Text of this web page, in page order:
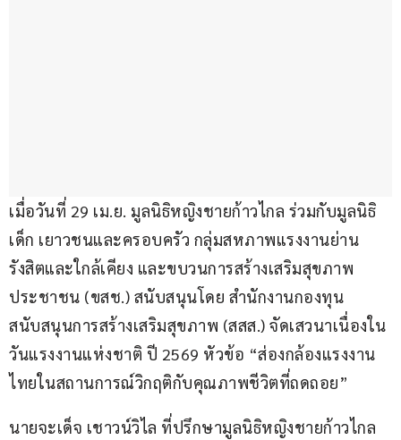
เมื่อวันที่ 29 เม.ย. มูลนิธิหญิงชายก้าวไกล ร่วมกับมูลนิธิ
เด็ก เยาวชนและครอบครัว กลุ่มสหภาพแรงงานย่าน
รังสิตและใกล้เคียง และขบวนการสร้างเสริมสุขภาพ
ประชาชน (ขสช.) สนับสนุนโดย สำนักงานกองทุน
สนับสนุนการสร้างเสริมสุขภาพ (สสส.) จัดเสวนาเนื่องใน
วันแรงงานแห่งชาติ ปี 2569 หัวข้อ “ส่องกล้องแรงงาน
ไทยในสถานการณ์วิกฤติกับคุณภาพชีวิตที่ถดถอย”
นายจะเด็จ เชาวน์วิไล ที่ปรึกษามูลนิธิหญิงชายก้าวไกล